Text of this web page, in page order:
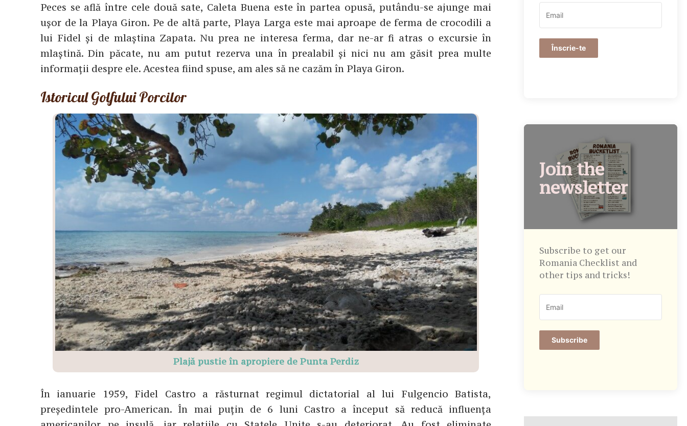
Peces se află între cele două sate, Caleta Buena este în partea opusă, putându-se ajunge mai
ușor de la Playa Giron. Pe de altă parte, Playa Larga este mai aproape de ferma de crocodili a
lui Fidel și de mlaștina Zapata. Nu prea ne interesa ferma, dar ne-ar fi atras o excursie în
mlaștină. Din păcate, nu am putut rezerva una în prealabil și nici nu am găsit prea multe
informații despre ele. Acestea fiind spuse, am ales să ne cazăm în Playa Giron.
Istoricul Golfului Porcilor
Plajă pustie în apropiere de Punta Perdiz
În ianuarie 1959, Fidel Castro a răsturnat regimul dictatorial al lui Fulgencio Batista,
președintele pro-American. În mai puțin de 6 luni Castro a început să reducă influența
Înscrie-te
Join the
newsletter
Subscribe to get our
Romania Checklist and
other tips and tricks!
Subscribe